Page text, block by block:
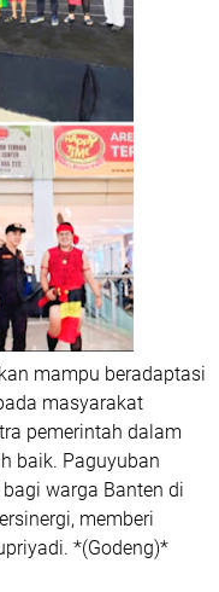
mampu beradaptasi
masyarakat
pemerintah dalam
baik. Paguyuban
warga Banten di
memberi
*(Godeng)*